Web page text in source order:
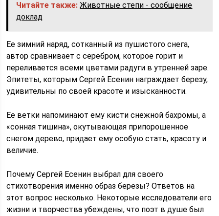
Читайте также: Животные степи - сообщение
доклад
Ее зимний наряд, сотканный из пушистого снега,
автор сравнивает с серебром, которое горит и
переливается всеми цветами радуги в утренней заре.
Эпитеты, которым Сергей Есенин награждает березу,
удивительны по своей красоте и изысканности.
Ее ветки напоминают ему кисти снежной бахромы, а
«сонная тишина», окутывающая припорошенное
снегом дерево, придает ему особую стать, красоту и
величие.
Почему Сергей Есенин выбрал для своего
стихотворения именно образ березы? Ответов на
этот вопрос несколько. Некоторые исследователи его
жизни и творчества убеждены, что поэт в душе был